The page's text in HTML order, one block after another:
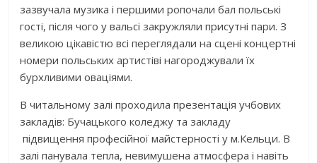
зазвучала музика і першими ропочали бал польські
гості, після чого у вальсі закружляли присутні пари. З
великою цікавістю всі переглядали на сцені концертні
номери польських артистіві нагороджували їх
бурхливими оваціями.
В читальному залі проходила презентація учбових
закладів: Бучацького коледжу та закладу
підвищення професійної майстерності у м.Кельци. В
залі панувала тепла, невимушена атмосфера і навіть